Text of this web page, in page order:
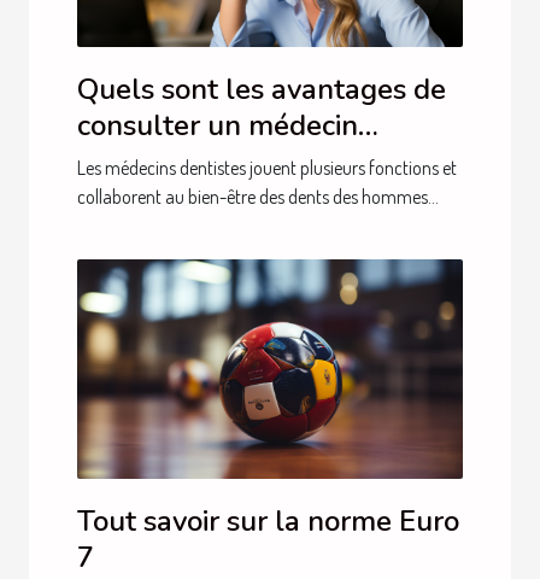
Quels sont les avantages de
consulter un médecin
dentiste ?
Les médecins dentistes jouent plusieurs fonctions et
collaborent au bien-être des dents des hommes...
Tout savoir sur la norme Euro
7